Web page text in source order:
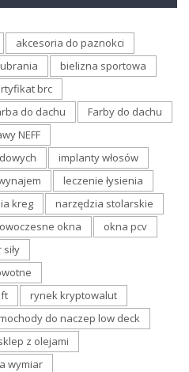
akcesoria do paznokci
bielizna sportowa
brc
do dachu
Farby do dachu
NEFF
implanty włosów
leczenie łysienia
kreg
narzędzia stolarskie
okna
okna pcv
rynek kryptowalut
do naczep low deck
z olejami
wymiar